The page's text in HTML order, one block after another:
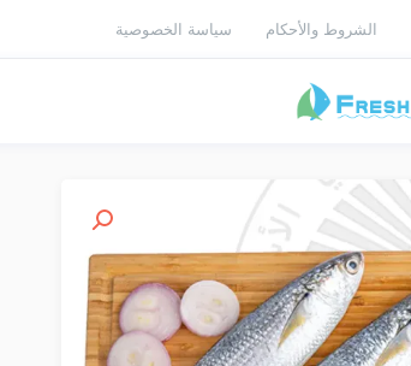
الشروط والأحكام سياسة الخصوصية